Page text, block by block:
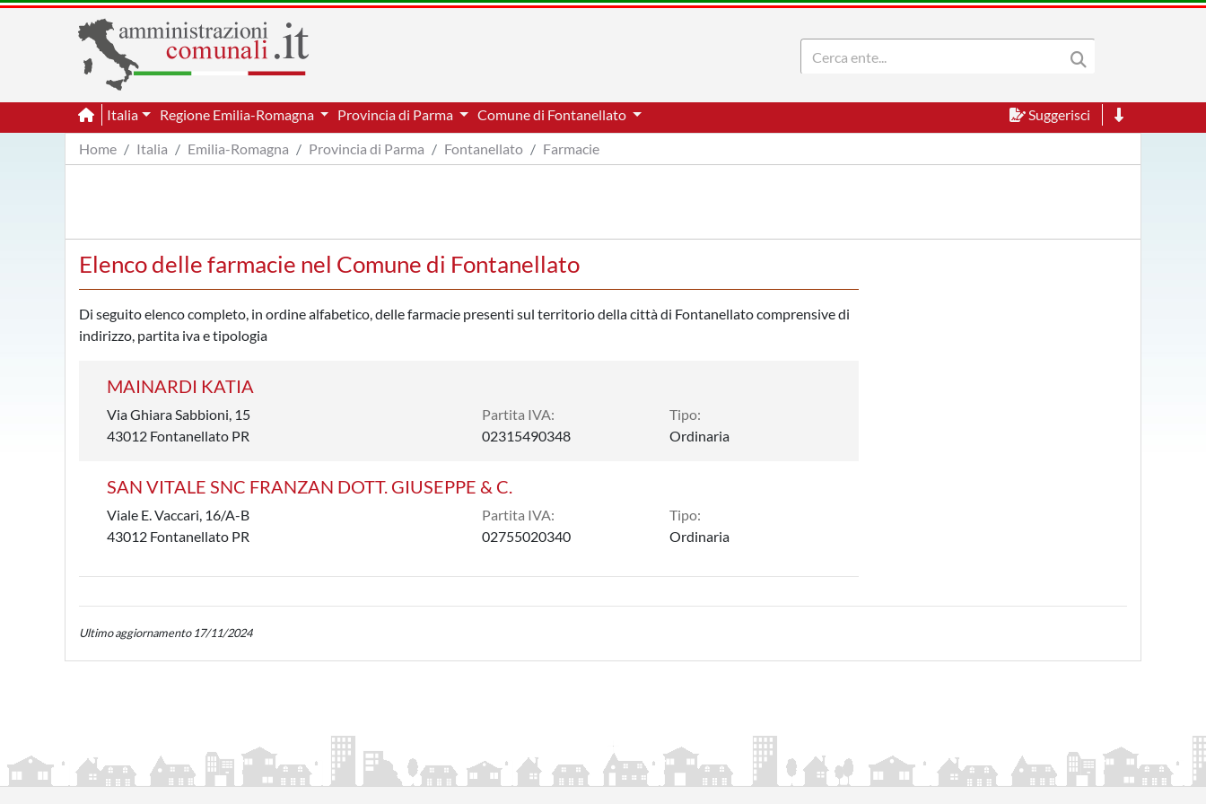
Italia Regione Emilia-Romagna Provincia di Parma Comune di Fontanellato
Suggerisci
Home
Italia Emilia-Romagna Provincia di Parma Fontanellato Farmacie
Elenco delle farmacie nel Comune di Fontanellato
Di seguito elenco completo, in ordine alfabetico, delle farmacie presenti sul territorio della città di Fontanellato comprensive di
indirizzo, partita iva e tipologia
MAINARDI KATIA
Via Ghiara Sabbioni, 15
43012 Fontanellato PR
Partita IVA:
02315490348
Tipo:
Ordinaria
SAN VITALE SNC FRANZAN DOTT. GIUSEPPE & C.
Viale E. Vaccari, 16/A-B
43012 Fontanellato PR
Partita IVA:
02755020340
Tipo:
Ordinaria
Ultimo aggiornamento 17/11/2024